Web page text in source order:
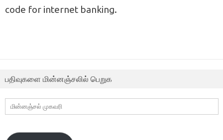
code for internet banking.
பதிவுகளை மின்னஞ்சலில் பெறுக
மின்னஞ்சல்
முகவரி